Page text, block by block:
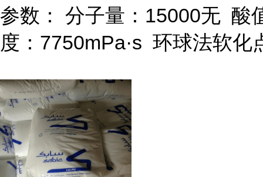
参数：
分子量： 15000无 酸
度： 7750mPa·s 环球法软化